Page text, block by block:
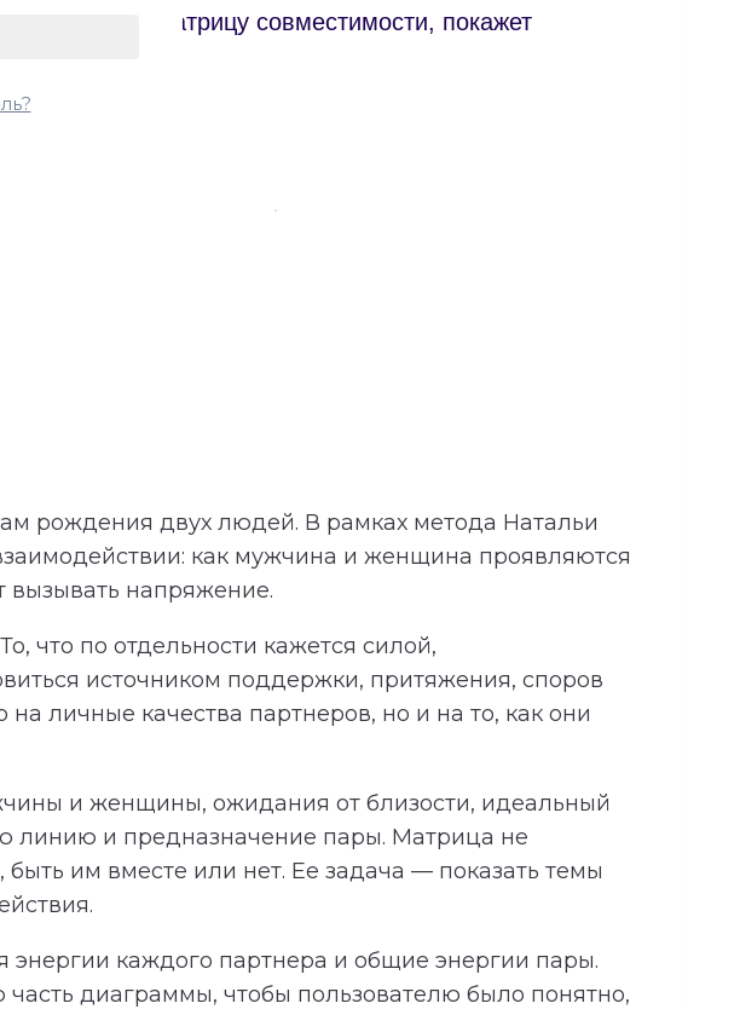
построит Матрицу совместимости, покажет
отношений.
рождения двух людей. В рамках метода Натальи
как мужчина и женщина проявляются
вызывать напряжение.
что по отдельности кажется силой,
источником поддержки, притяжения, споров
личные качества партнеров, но и на то, как они
и женщины, ожидания от близости, идеальный
линию и предназначение пары. Матрица не
им вместе или нет. Ее задача — показать темы
энергии каждого партнера и общие энергии пары.
диаграммы, чтобы пользователю было понятно,